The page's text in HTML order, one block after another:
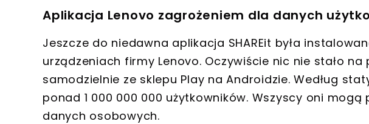
Aplikacja Lenovo zagrożeniem dla danych
Jeszcze do niedawna aplikacja SHAREit była
urządzeniach firmy Lenovo. Oczywiście nic nie stało
samodzielnie ze sklepu Play na Androidzie. Według
ponad 1 000 000 000 użytkowników. Wszyscy oni mogą
danych osobowych.